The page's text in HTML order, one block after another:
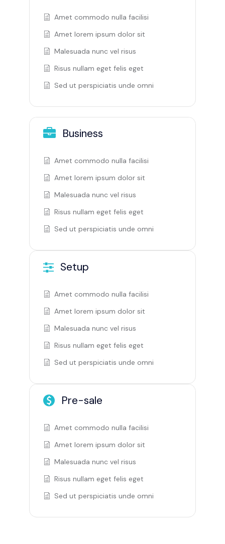
Amet commodo nulla facilisi
Amet lorem ipsum dolor sit
Malesuada nunc vel risus
Risus nullam eget felis eget
Sed ut perspiciatis unde omni
Business
Amet commodo nulla facilisi
Amet lorem ipsum dolor sit
Malesuada nunc vel risus
Risus nullam eget felis eget
Sed ut perspiciatis unde omni
Setup
Amet commodo nulla facilisi
Amet lorem ipsum dolor sit
Malesuada nunc vel risus
Risus nullam eget felis eget
Sed ut perspiciatis unde omni
Pre-sale
Amet commodo nulla facilisi
Amet lorem ipsum dolor sit
Malesuada nunc vel risus
Risus nullam eget felis eget
Sed ut perspiciatis unde omni